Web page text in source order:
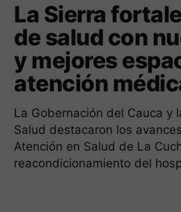
La Sierra
de salud con
y mejores
atención
La Gobernación del Cauca y
Salud destacaron los
Atención en Salud de La
reacondicionamiento del